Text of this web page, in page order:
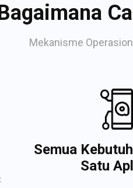
Mekanisme
Semua
Satu